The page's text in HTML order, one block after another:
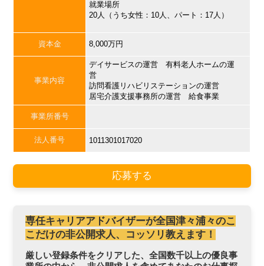
就業場所
20人（うち女性：10人、パート：17人）
資本金 8,000万円
事業内容
デイサービスの運営 有料老人ホームの運
営
訪問看護リハビリステーションの運営
居宅介護支援事務所の運営 給食事業
事業所番号
法人番号 1011301017020
応募する
専任キャリアアドバイザーが全国津々浦々のこ
こだけの非公開求人、コッソリ教えます！
厳しい登録条件をクリアした、全国数千以上の優良事